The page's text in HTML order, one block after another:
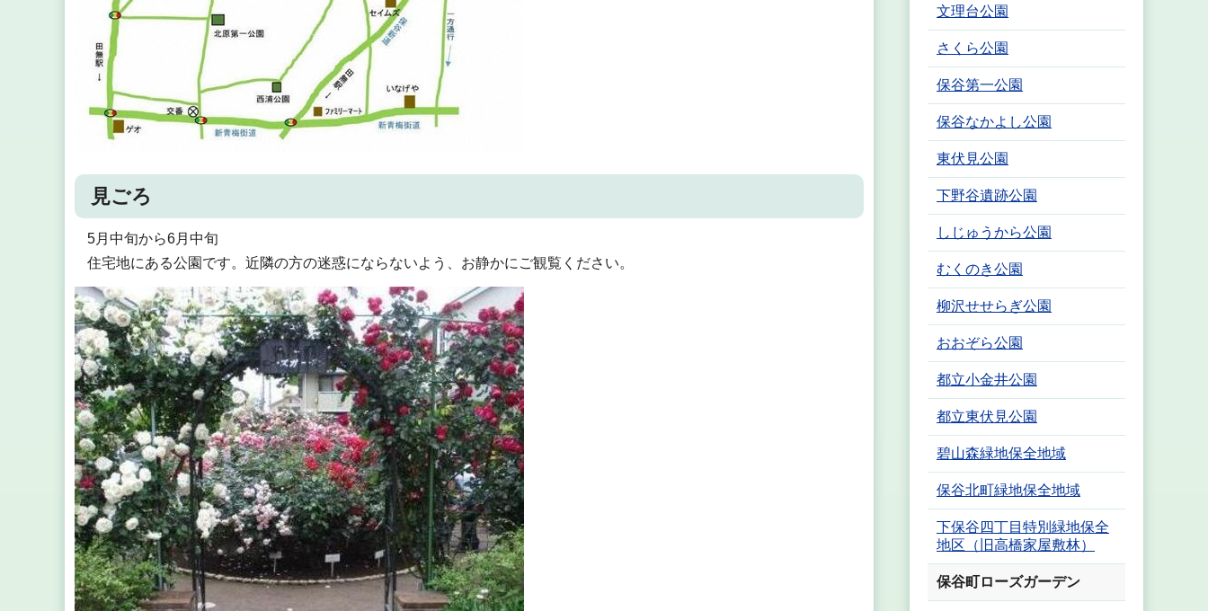
見ごろ
5月中旬から6月中旬
住宅地にある公園です。近隣の方の迷惑にならないよう、お静かにご観覧ください。
文理台公園
さくら公園
保谷第一公園
保谷なかよし公園
東伏見公園
下野谷遺跡公園
しじゅうから公園
むくのき公園
柳沢せせらぎ公園
おおぞら公園
都立小金井公園
都立東伏見公園
碧山森緑地保全地域
保谷北町緑地保全地域
下保谷四丁目特別緑地保全
地区（旧高橋家屋敷林）
保谷町ローズガーデン